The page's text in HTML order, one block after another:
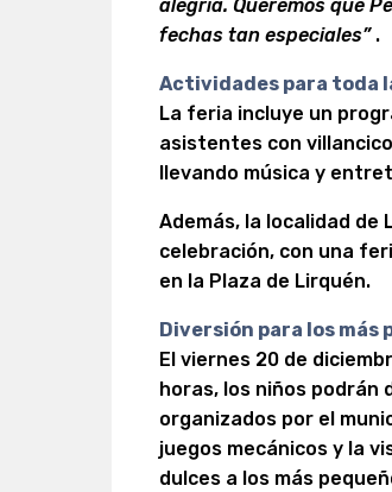
alegría. Queremos que
fechas tan especiales”.
Actividades para toda
La feria incluye un
asistentes con
llevando música y
Además, la localidad
celebración, con una
en la Plaza de Lirquén.
Diversión para los más
El viernes 20 de
horas, los niños podrán
organizados por el
juegos mecánicos y la
dulces a los más